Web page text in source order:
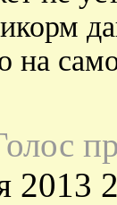
на
2013